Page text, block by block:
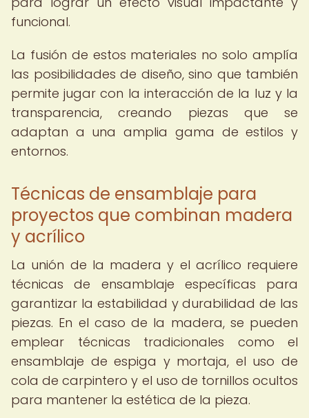
funcional.
La fusión de estos materiales no solo amplía
las posibilidades de diseño, sino que también
permite jugar con la interacción de la luz y la
transparencia, creando piezas que se
adaptan a una amplia gama de estilos y
entornos.
Técnicas de ensamblaje para
proyectos que combinan madera
y acrílico
La unión de la madera y el acrílico requiere
técnicas de ensamblaje específicas para
garantizar la estabilidad y durabilidad de las
piezas. En el caso de la madera, se pueden
emplear técnicas tradicionales como el
ensamblaje de espiga y mortaja, el uso de
cola de carpintero y el uso de tornillos ocultos
para mantener la estética de la pieza.